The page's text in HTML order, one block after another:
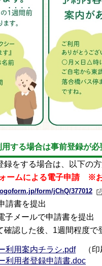
する場合は事前登録が必
録をする場合は、以下の
ームによる電子申請 ※
form/jChQ/377012
請書を提出
子メールで申請書を提出
確認した後、1週間程度
利用案内チラシ.pdf
（
利用者登録申請書.doc